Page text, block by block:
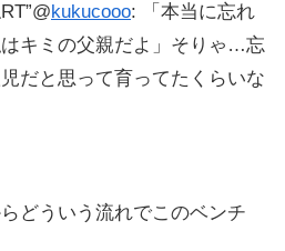
kukucooo: 「本当に忘れ
キミの父親だよ」そりゃ…忘
だと思って育ってたくらいな
どういう流れでこのベンチ